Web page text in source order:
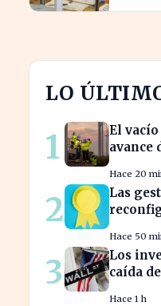
LO
1
El
avance
Hace 20
2
Las
Hace 50
3
Los
caída
Hace 1 h